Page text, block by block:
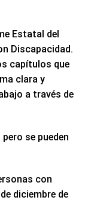
Estatal del
Discapacidad.
capítulos que
clara y
a través de
se pueden
con
diciembre de